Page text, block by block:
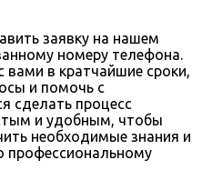
заявку на нашем
номеру телефона.
в кратчайшие сроки,
и помочь с
сделать процесс
и удобным, чтобы
необходимые знания и
профессиональному